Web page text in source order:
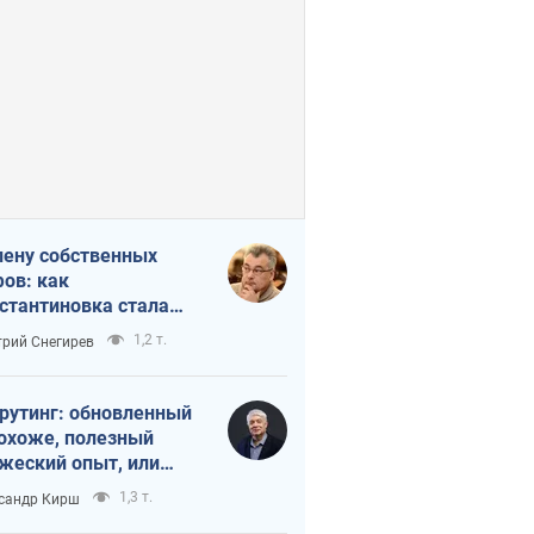
собственных
как
стала
идеологической
для российских
Снегирев 1,2 т.
обновленный
полезный
опыт, или
трусости
Кирш 1,3 т.